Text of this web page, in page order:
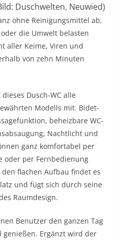
Duschwelten, Neuwied)
ohne Reinigungsmittel ab,
die Umwelt belasten
aller Keime, Viren und
von zehn Minuten
Dusch-WC alle
Modells mit. Bidet-
beheizbare WC-
Nachtlicht und
ganz komfortabel per
oder per Fernbedienung
flachen Aufbau findet es
und fügt sich durch seine
Raumdesign.
Benutzer den ganzen Tag
Ergänzt wird der